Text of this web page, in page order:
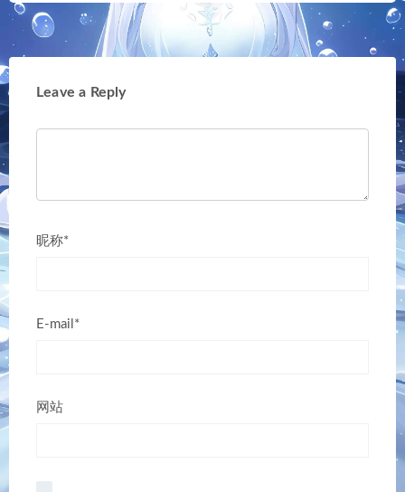
Leave a Reply
昵称*
E-mail*
网站